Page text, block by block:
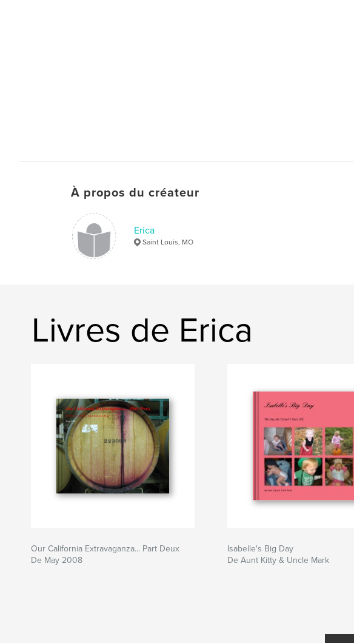
À propos du créateur
Erica
Saint Louis, MO
Livres de Erica
Our California Extravaganza... Part Deux
De May 2008
Isabelle's Big Day
De Aunt Kitty & Uncle Mark